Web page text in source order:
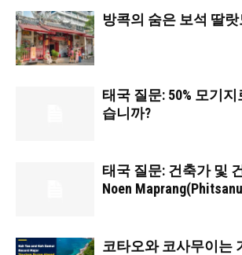
방콕의 숨은 보석 딸랏
태국 질문: 50% 모기
습니까?
태국 질문: 건축가 및
Noen
코타오와 코사무이는